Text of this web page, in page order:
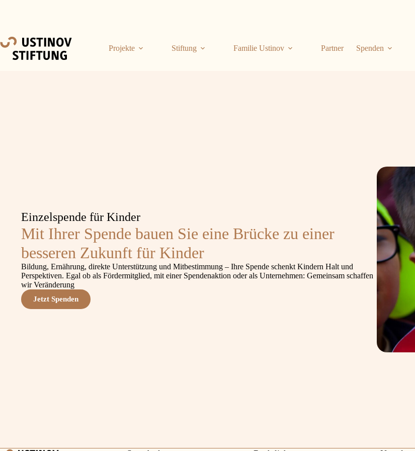
Projekte Stiftung Familie Ustinov Partner Spenden
Einzelspende für Kinder
Mit Ihrer Spende bauen Sie eine Brücke zu einer
besseren Zukunft für Kinder
Bildung, Ernährung, direkte Unterstützung und Mitbestimmung – Ihre Spende schenkt Kindern Halt und
Perspektiven. Egal ob als Fördermitglied, mit einer Spendenaktion oder als Unternehmen: Gemeinsam schaffen
wir Veränderung
Jetzt Spenden